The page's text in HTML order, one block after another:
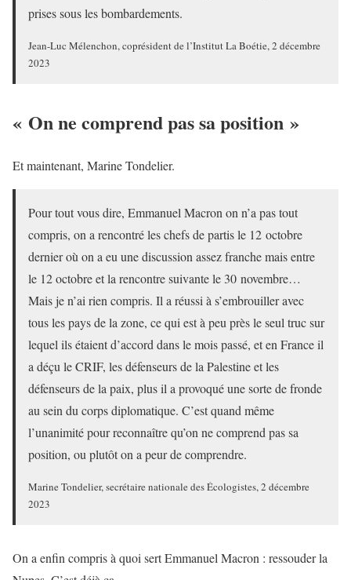
prises sous les bombardements.
Jean-Luc Mélenchon, coprésident de l’Institut La Boétie, 2 décembre
2023
« On ne comprend pas sa position »
Et maintenant, Marine Tondelier.
Pour tout vous dire, Emmanuel Macron on n’a pas tout
compris, on a rencontré les chefs de partis le 12 octobre
dernier où on a eu une discussion assez franche mais entre
le 12 octobre et la rencontre suivante le 30 novembre…
Mais je n’ai rien compris. Il a réussi à s’embrouiller avec
tous les pays de la zone, ce qui est à peu près le seul truc sur
lequel ils étaient d’accord dans le mois passé, et en France il
a déçu le CRIF, les défenseurs de la Palestine et les
défenseurs de la paix, plus il a provoqué une sorte de fronde
au sein du corps diplomatique. C’est quand même
l’unanimité pour reconnaître qu’on ne comprend pas sa
position, ou plutôt on a peur de comprendre.
Marine Tondelier, secrétaire nationale des Écologistes, 2 décembre
2023
On a enfin compris à quoi sert Emmanuel Macron : ressouder la